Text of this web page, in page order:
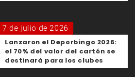
7 de julio de 2026
Lanzaron el Deporbingo 2026:
el 70% del valor del cartón se
destinará para los clubes